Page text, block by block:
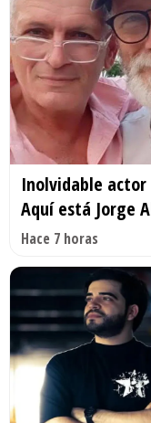
Inolvidable actor
Aquí está Jorge
Hace 7 horas